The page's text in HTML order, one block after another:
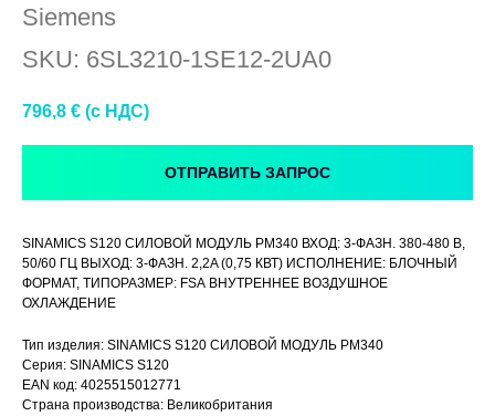
Siemens
SKU: 6SL3210-1SE12-2UA0
796,8 € (c НДС)
ОТПРАВИТЬ ЗАПРОС
SINAMICS S120 СИЛОВОЙ МОДУЛЬ PM340 ВХОД: 3-ФАЗН. 380-480 В,
50/60 ГЦ ВЫХОД: 3-ФАЗН. 2,2A (0,75 КВТ) ИСПОЛНЕНИЕ: БЛОЧНЫЙ
ФОРМАТ, ТИПОРАЗМЕР: FSА ВНУТРЕННЕЕ ВОЗДУШНОЕ
ОХЛАЖДЕНИЕ
Тип изделия: SINAMICS S120 СИЛОВОЙ МОДУЛЬ PM340
Серия: SINAMICS S120
EAN код: 4025515012771
Страна производства: Великобритания